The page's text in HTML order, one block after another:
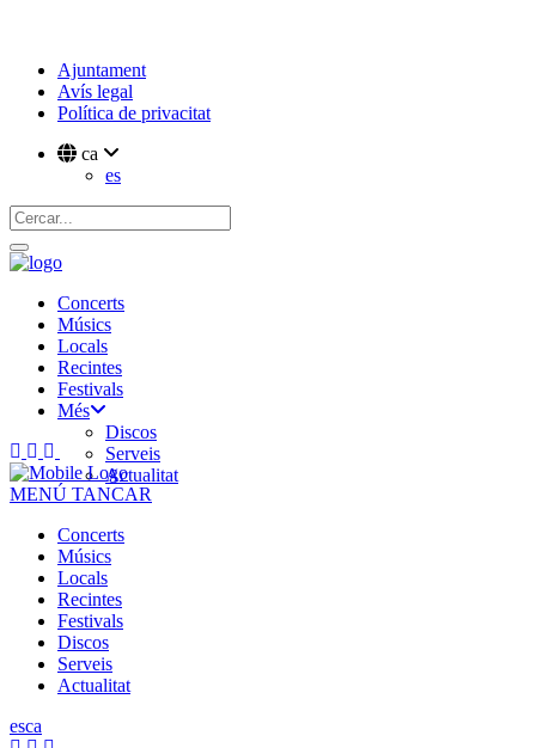
Ajuntament
Avís legal
Política de privacitat
ca
es
Concerts
Músics
Locals
Recintes
Festivals
Més
Discos
Serveis
Actualitat
MENÚ TANCAR
Concerts
Músics
Locals
Recintes
Festivals
Discos
Serveis
Actualitat
esca